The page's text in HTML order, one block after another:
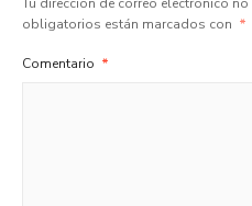
obligatorios están marcados con *
Comentario *